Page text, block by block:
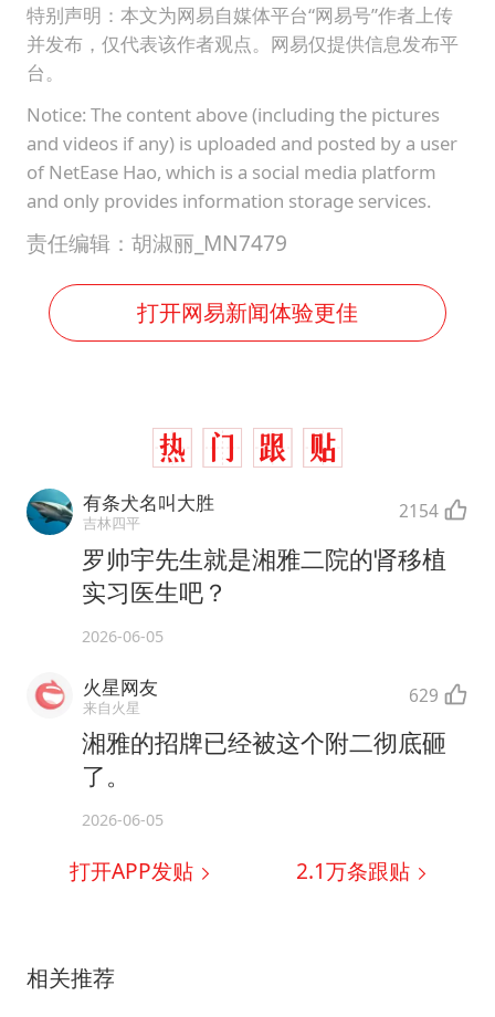
特别声明：本文为网易自媒体平台“网易号”作者上传
并发布，仅代表该作者观点。网易仅提供信息发布平
台。
Notice: The content above (including the pictures
and videos if any) is uploaded and posted by a user
of NetEase Hao, which is a social media platform
and only provides information storage services.
责任编辑：胡淑丽_MN7479
打开网易新闻体验更佳
有条犬名叫大胜
吉林四平 2154
罗帅宇先生就是湘雅二院的肾移植
实习医生吧？
2026-06-05
火星网友
来自火星 629
湘雅的招牌已经被这个附二彻底砸
了。
2026-06-05
打开APP发贴 2.1万条跟贴
相关推荐